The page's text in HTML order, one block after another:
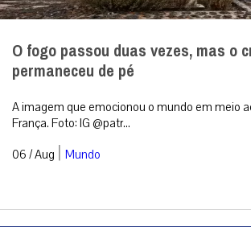
O fogo passou duas vezes, mas o
permaneceu de pé
A imagem que emocionou o mundo em meio
França. Foto: IG @patr...
06 / Aug | Mundo